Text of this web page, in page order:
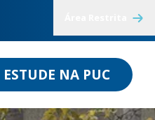
ESTUDE NA PUC